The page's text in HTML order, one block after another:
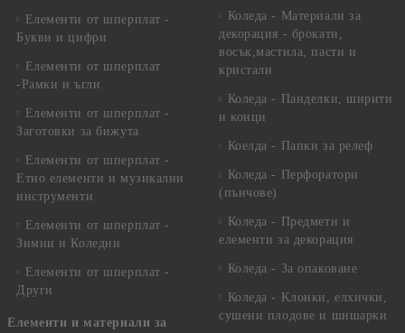
Елементи от шперплат -
Букви и цифри
Елементи от шперплат
-Рамки и ъгли
Елементи от шперплат -
Заготовки за бижута
Елементи от шперплат -
Етно елементи и музикални
инструменти
Елементи от шперплат -
Зимни и Коледни
Елементи от шперплат -
Други
Елементи и материали за
Коледа - Материали за
декорация - брокати,
восък,мастила, пасти и
кристали
Коледа - Панделки, ширити
и конци
Коелда - Папки за релеф
Коледа - Перфоратори
(пънчове)
Коледа - Предмети и
елементи за декорация
Коледа - За опаковане
Коледа - Kлонки, елхички,
сушени плодове и шишарки